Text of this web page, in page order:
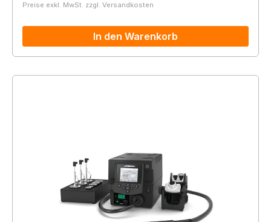
Preise exkl. MwSt. zzgl. Versandkosten
In den Warenkorb